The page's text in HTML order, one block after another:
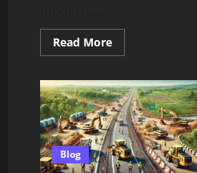
Read MoreRead
more
Pengolahan
Air
Bersih
IKN
Sistem
Infrastruktur
Air
Modern
Blog